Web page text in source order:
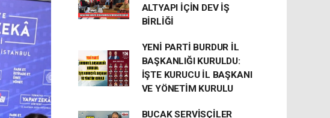
ALTYAPI İÇİN DEV İŞ
BİRLİĞİ
YENİ PARTİ BURDUR İL
BAŞKANLIĞI KURULDU:
İŞTE KURUCU İL BAŞKANI
VE YÖNETİM KURULU
BUCAK SERVİSÇİLER